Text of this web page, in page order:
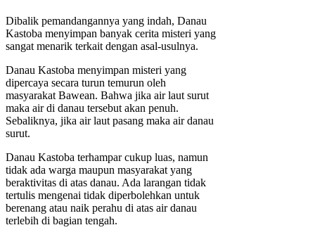
Dibalik pemandangannya yang indah, Danau
Kastoba menyimpan banyak cerita misteri yang
sangat menarik terkait dengan asal-usulnya.
Danau Kastoba menyimpan misteri yang
dipercaya secara turun temurun oleh
masyarakat Bawean. Bahwa jika air laut surut
maka air di danau tersebut akan penuh.
Sebaliknya, jika air laut pasang maka air danau
surut.
Danau Kastoba terhampar cukup luas, namun
tidak ada warga maupun masyarakat yang
beraktivitas di atas danau. Ada larangan tidak
tertulis mengenai tidak diperbolehkan untuk
berenang atau naik perahu di atas air danau
terlebih di bagian tengah.